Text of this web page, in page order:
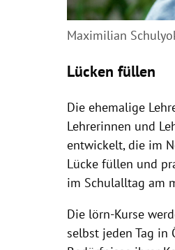
Maximilian
Lücken füllen
Die ehemalige
Lehrerinnen und
entwickelt, die im
Lücke füllen und
im Schulalltag am
Die lörn-Kurse
selbst jeden Tag in